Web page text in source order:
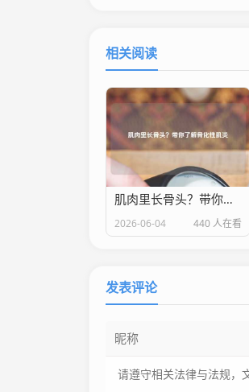
相关阅读
肌肉里长骨头？带你了解骨化性肌炎
2026-06-04 440 人在看
发表评论